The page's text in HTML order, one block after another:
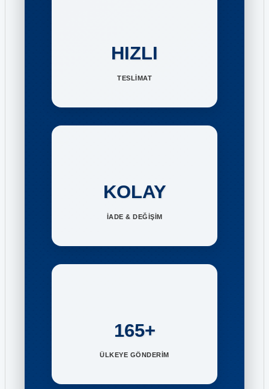
HIZLI
TESLİMAT
KOLAY
İADE & DEĞİŞİM
165+
ÜLKEYE GÖNDERİM